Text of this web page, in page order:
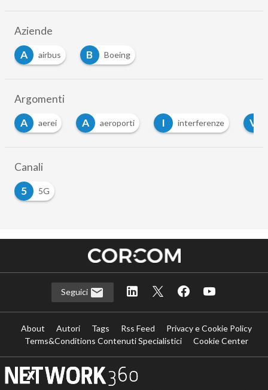
Aziende
A
airbus B Boeing
Argomenti
A
aerei A aeroporti I interferenze V
Canali
5
5G
Seguici
About Autori Tags Rss Feed
Privacy e Cookie Policy
Terms&Conditions Contenuti Specialistici
Cookie Center